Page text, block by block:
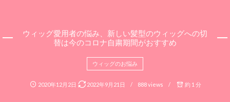
ウィッグ愛用者の悩み、新しい髪型のウィッグへの切
替は今のコロナ自粛期間がおすすめ
ウィッグのお悩み
2020年12月2日 2022年9月21日 888 views 約 1 分